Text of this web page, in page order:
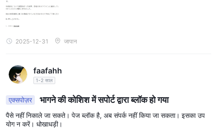
2025-12-31 जापान
faafahh
1-2 साल
एक्सपोज़र भागने की कोशिश में सपोर्ट द्वारा ब्लॉक हो गया
पैसे नहीं निकाले जा सकते। पेज ब्लॉक है, अब संपर्क नहीं किया जा सकता। इसका उप
योग न करें। धोखाधड़ी।